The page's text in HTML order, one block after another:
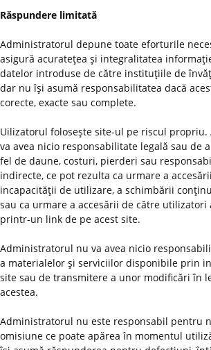
Răspundere limitată
Administratorul depune toate eforturile
asigură acurateţea şi integralitatea
datelor introduse de către instituţiile de
dar nu îşi asumă responsabilitatea dacă
corecte, exacte sau complete.
Uilizatorul foloseşte site-ul pe riscul
va avea nicio responsabilitate legală sau de
fel de daune, costuri, pierderi sau
indirecte, ce pot rezulta ca urmare a
incapacităţii de utilizare, a schimbării
sau ca urmare a accesării de către
printr-un link de pe acest site.
Administratorul nu va avea nicio
a materialelor şi serviciilor disponibile prin
site sau de transmitere a unor modificări în
acestea.
Administratorul nu este responsabil pentru
omisiune ce poate apărea în momentul